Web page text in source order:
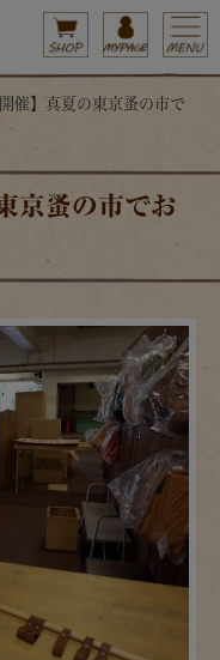
催】真夏の東京蚤の市で
京蚤の市でお